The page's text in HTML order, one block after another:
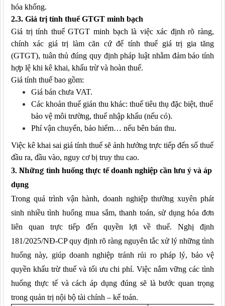
hóa khống.
2.3. Giá trị tính thuế GTGT minh bạch
Giá trị tính thuế GTGT minh bạch là việc xác định rõ ràng,
chính xác giá trị làm căn cứ để tính thuế giá trị gia tăng
(GTGT), tuân thủ đúng quy định pháp luật nhằm đảm bảo tính
hợp lệ khi kê khai, khấu trừ và hoàn thuế.
Giá tính thuế bao gồm:
Giá bán chưa VAT.
Các khoản thuế gián thu khác: thuế tiêu thụ đặc biệt, thuế
bảo vệ môi trường, thuế nhập khẩu (nếu có).
Phí vận chuyển, bảo hiểm… nếu bên bán thu.
Việc kê khai sai giá tính thuế sẽ ảnh hưởng trực tiếp đến số thuế
đầu ra, đầu vào, nguy cơ bị truy thu cao.
3. Những tình huống thực tế doanh nghiệp cần lưu ý và áp
dụng
Trong quá trình vận hành, doanh nghiệp thường xuyên phát
sinh nhiều tình huống mua sắm, thanh toán, sử dụng hóa đơn
liên quan trực tiếp đến quyền lợi về thuế. Nghị định
181/2025/NĐ-CP quy định rõ ràng nguyên tắc xử lý những tình
huống này, giúp doanh nghiệp tránh rủi ro pháp lý, bảo vệ
quyền khấu trừ thuế và tối ưu chi phí. Việc nắm vững các tình
huống thực tế và cách áp dụng đúng sẽ là bước quan trọng
trong quản trị nội bộ tài chính – kế toán.